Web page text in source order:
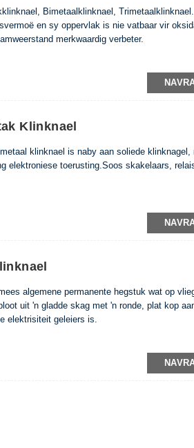
Bimetaalklinknael,
en sy oppervlak is nie vatbaar vir
merkwaardig verbeter.
Klinknael
klinknael is naby aan soliede
elektroniese toerusting.Soos skakelaars,
algemene permanente hegstuk wat op
uit 'n gladde skag met 'n ronde, plat kop
elektrisiteit geleiers is.